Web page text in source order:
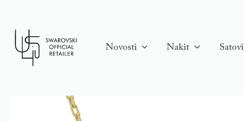
content
Novosti
Nakit Satovi